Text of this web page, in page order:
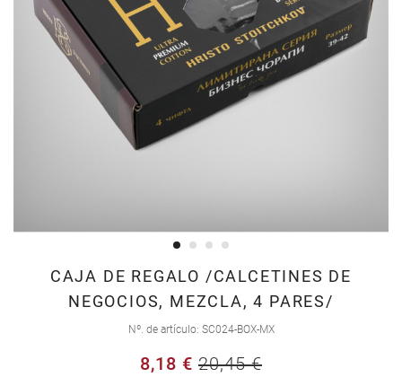
CAJA DE REGALO /CALCETINES DE
NEGOCIOS, MEZCLA, 4 PARES/
Nº. de artículo SC024-BOX-MX
8,18 € 20,45 €